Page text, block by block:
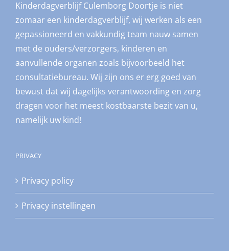
Kinderdagverblijf Culemborg Doortje is niet
zomaar een kinderdagverblijf, wij werken als een
gepassioneerd en vakkundig team nauw samen
met de ouders/verzorgers, kinderen en
aanvullende organen zoals bijvoorbeeld het
consultatiebureau. Wij zijn ons er erg goed van
bewust dat wij dagelijks verantwoording en zorg
dragen voor het meest kostbaarste bezit van u,
namelijk uw kind!
PRIVACY
Privacy policy
Privacy instellingen